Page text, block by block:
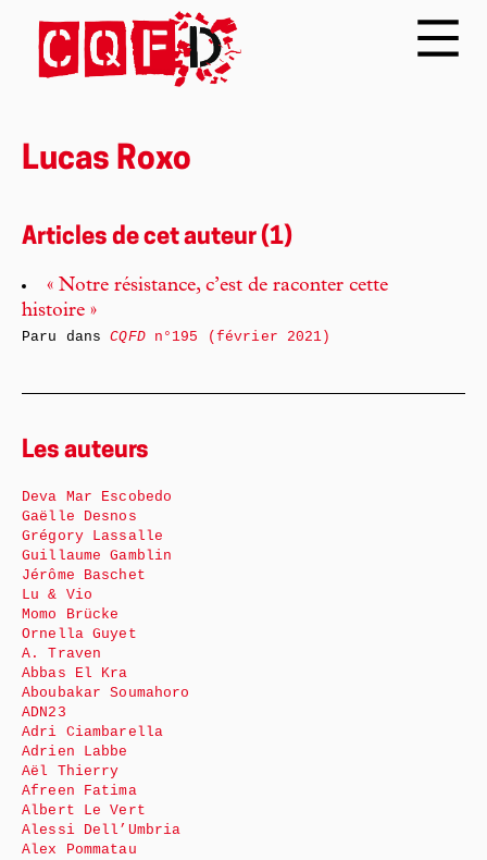
Lucas Roxo
Articles de cet auteur (1)
« Notre résistance, c’est de raconter cette
histoire »
Paru dansCQFDn°195 (février 2021)
Les auteurs
Deva Mar Escobedo
Gaëlle Desnos
Grégory Lassalle
Guillaume Gamblin
Jérôme Baschet
Lu & Vio
Momo Brücke
Ornella Guyet
A. Traven
Abbas El Kra
Aboubakar Soumahoro
ADN23
Adri Ciambarella
Adrien Labbe
Aël Thierry
Afreen Fatima
Albert Le Vert
Alessi Dell’Umbria
Alex Pommatau